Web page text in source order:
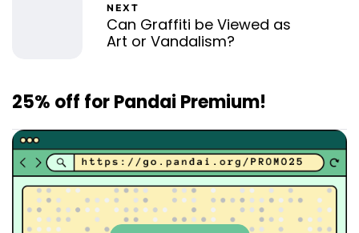
NEXT
Can Graffiti be Viewed as
Art or Vandalism?
25% off for Pandai Premium!